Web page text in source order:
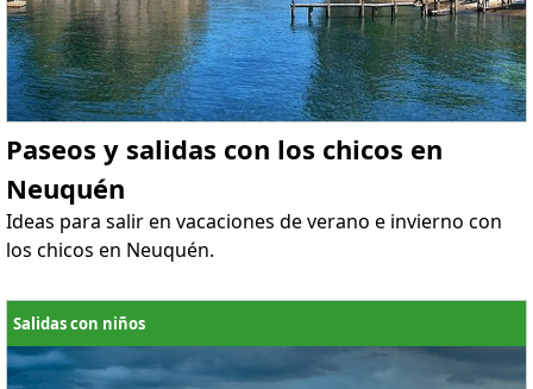
Paseos y salidas con los chicos en
Neuquén
Ideas para salir en vacaciones de verano e invierno con
los chicos en Neuquén.
Salidas con niños